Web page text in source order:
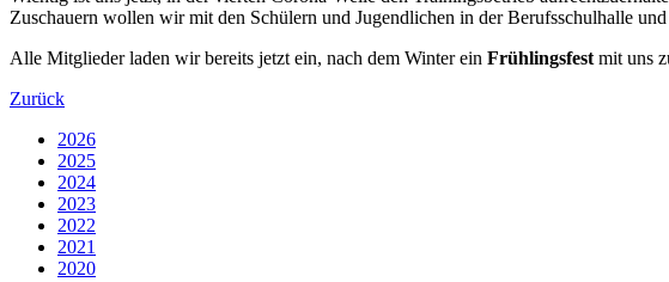
Zuschauern wollen wir mit den Schülern und Jugendlichen in der Berufsschulhalle
Alle Mitglieder laden wir bereits jetzt ein, nach dem Winter ein Frühlingsfest mit uns
Zurück
2026
2025
2024
2023
2022
2021
2020